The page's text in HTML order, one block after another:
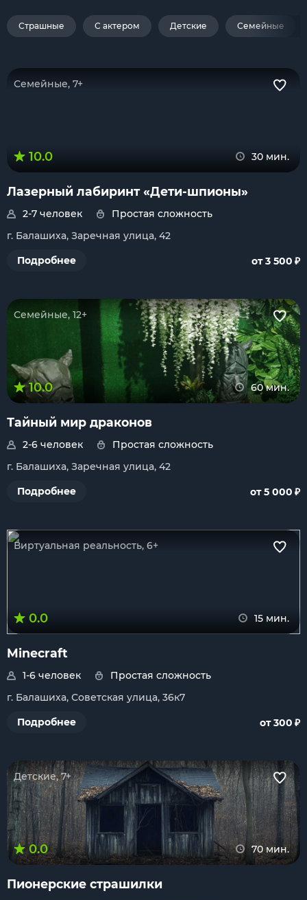
Страшные С актером Детские Семейные
Семейные, 7+
10.0 30 мин.
Лазерный лабиринт «Дети-шпионы»
2-7 человек
Простая сложность
г. Балашиха, Заречная улица, 42
Подробнее
от 3 500 ₽
Семейные, 12+
10.0 60 мин.
Тайный мир драконов
2-6 человек
Простая сложность
г. Балашиха, Заречная улица, 42
Подробнее
от 5 000 ₽
Виртуальная реальность, 6+
0.0 15 мин.
Minecraft
1-6 человек
Простая сложность
г. Балашиха, Советская улица, 36к7
Подробнее
от 300 ₽
Детские, 7+
0.0 70 мин.
Пионерские страшилки